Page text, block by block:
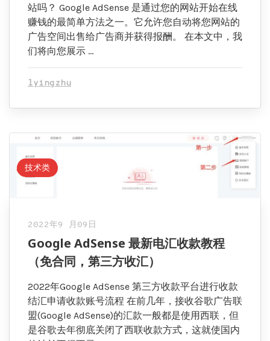
站吗？ Google AdSense 是通过您的网站开始在线
赚钱的最简单方法之一。它允许您自动将您网站的
广告空间出售给广告商并获得报酬。 在本文中，我
们将向您展示 …
lyingzhu
技术类
2022年9 月09日
Google AdSense 最新电汇收款教程
（免合同，第三方收汇）
2022年Google AdSense 第三方收款平台进行收款
结汇申请收款账号流程 在前几年，接收谷歌广告联
盟(Google AdSense)的汇款一般都是使用西联，但
是谷歌去年彻底关闭了西联收款方式，这就使国内